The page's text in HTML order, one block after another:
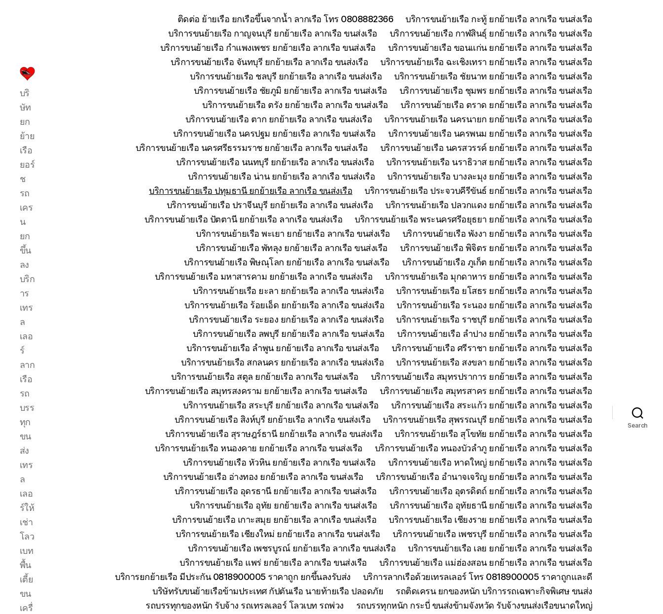
รับ
ขน
ย้าย
ใหญ่
เครน
ยก
ขึ้น
จาก
น้ำ
โทร
0818900005
บริษัท
เรา
เชี่ยวชาญ
งาน
ย้าย
เรือ
โดยตรง
เพื่อ
ตอบ
โจทย์
ความ
สะดวก
และ
ได้
มาตรฐาน
การ
ยก
ย้าย
เดิน
ทาง
ขนส่ง
เรือ
ให้
ถึงที่
หมาย
บริ
ษัท
ยก
ย้าย
เรือ
ยอร์
ช
รถ
เคร
น
ยก
ขึ้น
ลง
บริก
าร
เทร
ล
เลอ
ร์
ลาก
เรือ
รถ
บรร
ทุก
ขน
ส่ง
เทร
ล
เลอ
ร์ให้
เช่า
โลว
เบท
พื้น
เตี้ย
ขน
เครื่
ติดต่อ ย้ายเรือ ยกเรือขึ้นจากน้ำ ลากเรือ โทร 0808882366
บริการขนย้ายเรือ กะทู้ ยกย้ายเรือ ลากเรือ ขนส่งเรือ
บริการขนย้ายเรือ กาญจนบุรี ยกย้ายเรือ ลากเรือ ขนส่งเรือ
บริการขนย้ายเรือ กาฬสินธุ์ ยกย้ายเรือ ลากเรือ ขนส่งเรือ
บริการขนย้ายเรือ กำแพงเพชร ยกย้ายเรือ ลากเรือ ขนส่งเรือ
บริการขนย้ายเรือ ขอนแก่น ยกย้ายเรือ ลากเรือ ขนส่งเรือ
บริการขนย้ายเรือ จันทบุรี ยกย้ายเรือ ลากเรือ ขนส่งเรือ
บริการขนย้ายเรือ ฉะเชิงเทรา ยกย้ายเรือ ลากเรือ ขนส่งเรือ
บริการขนย้ายเรือ ชลบุรี ยกย้ายเรือ ลากเรือ ขนส่งเรือ
บริการขนย้ายเรือ ชัยนาท ยกย้ายเรือ ลากเรือ ขนส่งเรือ
บริการขนย้ายเรือ ชัยภูมิ ยกย้ายเรือ ลากเรือ ขนส่งเรือ
บริการขนย้ายเรือ ชุมพร ยกย้ายเรือ ลากเรือ ขนส่งเรือ
บริการขนย้ายเรือ ตรัง ยกย้ายเรือ ลากเรือ ขนส่งเรือ
บริการขนย้ายเรือ ตราด ยกย้ายเรือ ลากเรือ ขนส่งเรือ
บริการขนย้ายเรือ ตาก ยกย้ายเรือ ลากเรือ ขนส่งเรือ
บริการขนย้ายเรือ นครนายก ยกย้ายเรือ ลากเรือ ขนส่งเรือ
บริการขนย้ายเรือ นครปฐม ยกย้ายเรือ ลากเรือ ขนส่งเรือ
บริการขนย้ายเรือ นครพนม ยกย้ายเรือ ลากเรือ ขนส่งเรือ
บริการขนย้ายเรือ นครศรีธรรมราช ยกย้ายเรือ ลากเรือ ขนส่งเรือ
บริการขนย้ายเรือ นครสวรรค์ ยกย้ายเรือ ลากเรือ ขนส่งเรือ
บริการขนย้ายเรือ นนทบุรี ยกย้ายเรือ ลากเรือ ขนส่งเรือ
บริการขนย้ายเรือ นราธิวาส ยกย้ายเรือ ลากเรือ ขนส่งเรือ
บริการขนย้ายเรือ น่าน ยกย้ายเรือ ลากเรือ ขนส่งเรือ
บริการขนย้ายเรือ บางละมุง ยกย้ายเรือ ลากเรือ ขนส่งเรือ
บริการขนย้ายเรือ ปทุมธานี ยกย้ายเรือ ลากเรือ ขนส่งเรือ
บริการขนย้ายเรือ ประจวบคีรีขันธ์ ยกย้ายเรือ ลากเรือ ขนส่งเรือ
บริการขนย้ายเรือ ปราจีนบุรี ยกย้ายเรือ ลากเรือ ขนส่งเรือ
บริการขนย้ายเรือ ปลวกแดง ยกย้ายเรือ ลากเรือ ขนส่งเรือ
บริการขนย้ายเรือ ปัตตานี ยกย้ายเรือ ลากเรือ ขนส่งเรือ
บริการขนย้ายเรือ พระนครศรีอยุธยา ยกย้ายเรือ ลากเรือ ขนส่งเรือ
บริการขนย้ายเรือ พะเยา ยกย้ายเรือ ลากเรือ ขนส่งเรือ
บริการขนย้ายเรือ พังงา ยกย้ายเรือ ลากเรือ ขนส่งเรือ
บริการขนย้ายเรือ พัทลุง ยกย้ายเรือ ลากเรือ ขนส่งเรือ
บริการขนย้ายเรือ พิจิตร ยกย้ายเรือ ลากเรือ ขนส่งเรือ
บริการขนย้ายเรือ พิษณุโลก ยกย้ายเรือ ลากเรือ ขนส่งเรือ
บริการขนย้ายเรือ ภูเก็ต ยกย้ายเรือ ลากเรือ ขนส่งเรือ
บริการขนย้ายเรือ มหาสารคาม ยกย้ายเรือ ลากเรือ ขนส่งเรือ
บริการขนย้ายเรือ มุกดาหาร ยกย้ายเรือ ลากเรือ ขนส่งเรือ
บริการขนย้ายเรือ ยะลา ยกย้ายเรือ ลากเรือ ขนส่งเรือ
บริการขนย้ายเรือ ยโสธร ยกย้ายเรือ ลากเรือ ขนส่งเรือ
บริการขนย้ายเรือ ร้อยเอ็ด ยกย้ายเรือ ลากเรือ ขนส่งเรือ
บริการขนย้ายเรือ ระนอง ยกย้ายเรือ ลากเรือ ขนส่งเรือ
บริการขนย้ายเรือ ระยอง ยกย้ายเรือ ลากเรือ ขนส่งเรือ
บริการขนย้ายเรือ ราชบุรี ยกย้ายเรือ ลากเรือ ขนส่งเรือ
บริการขนย้ายเรือ ลพบุรี ยกย้ายเรือ ลากเรือ ขนส่งเรือ
บริการขนย้ายเรือ ลำปาง ยกย้ายเรือ ลากเรือ ขนส่งเรือ
บริการขนย้ายเรือ ลำพูน ยกย้ายเรือ ลากเรือ ขนส่งเรือ
บริการขนย้ายเรือ ศรีราชา ยกย้ายเรือ ลากเรือ ขนส่งเรือ
บริการขนย้ายเรือ สกลนคร ยกย้ายเรือ ลากเรือ ขนส่งเรือ
บริการขนย้ายเรือ สงขลา ยกย้ายเรือ ลากเรือ ขนส่งเรือ
บริการขนย้ายเรือ สตูล ยกย้ายเรือ ลากเรือ ขนส่งเรือ
บริการขนย้ายเรือ สมุทรปราการ ยกย้ายเรือ ลากเรือ ขนส่งเรือ
บริการขนย้ายเรือ สมุทรสงคราม ยกย้ายเรือ ลากเรือ ขนส่งเรือ
บริการขนย้ายเรือ สมุทรสาคร ยกย้ายเรือ ลากเรือ ขนส่งเรือ
บริการขนย้ายเรือ สระบุรี ยกย้ายเรือ ลากเรือ ขนส่งเรือ
บริการขนย้ายเรือ สระแก้ว ยกย้ายเรือ ลากเรือ ขนส่งเรือ
บริการขนย้ายเรือ สิงห์บุรี ยกย้ายเรือ ลากเรือ ขนส่งเรือ
บริการขนย้ายเรือ สุพรรณบุรี ยกย้ายเรือ ลากเรือ ขนส่งเรือ
บริการขนย้ายเรือ สุราษฎร์ธานี ยกย้ายเรือ ลากเรือ ขนส่งเรือ
บริการขนย้ายเรือ สุโขทัย ยกย้ายเรือ ลากเรือ ขนส่งเรือ
บริการขนย้ายเรือ หนองคาย ยกย้ายเรือ ลากเรือ ขนส่งเรือ
บริการขนย้ายเรือ หนองบัวลำภู ยกย้ายเรือ ลากเรือ ขนส่งเรือ
บริการขนย้ายเรือ หัวหิน ยกย้ายเรือ ลากเรือ ขนส่งเรือ
บริการขนย้ายเรือ หาดใหญ่ ยกย้ายเรือ ลากเรือ ขนส่งเรือ
บริการขนย้ายเรือ อ่างทอง ยกย้ายเรือ ลากเรือ ขนส่งเรือ
บริการขนย้ายเรือ อำนาจเจริญ ยกย้ายเรือ ลากเรือ ขนส่งเรือ
บริการขนย้ายเรือ อุดรธานี ยกย้ายเรือ ลากเรือ ขนส่งเรือ
บริการขนย้ายเรือ อุตรดิตถ์ ยกย้ายเรือ ลากเรือ ขนส่งเรือ
บริการขนย้ายเรือ อุทัย ยกย้ายเรือ ลากเรือ ขนส่งเรือ
บริการขนย้ายเรือ อุทัยธานี ยกย้ายเรือ ลากเรือ ขนส่งเรือ
บริการขนย้ายเรือ เกาะสมุย ยกย้ายเรือ ลากเรือ ขนส่งเรือ
บริการขนย้ายเรือ เชียงราย ยกย้ายเรือ ลากเรือ ขนส่งเรือ
บริการขนย้ายเรือ เชียงใหม่ ยกย้ายเรือ ลากเรือ ขนส่งเรือ
บริการขนย้ายเรือ เพชรบุรี ยกย้ายเรือ ลากเรือ ขนส่งเรือ
บริการขนย้ายเรือ เพชรบูรณ์ ยกย้ายเรือ ลากเรือ ขนส่งเรือ
บริการขนย้ายเรือ เลย ยกย้ายเรือ ลากเรือ ขนส่งเรือ
บริการขนย้ายเรือ แพร่ ยกย้ายเรือ ลากเรือ ขนส่งเรือ
บริการขนย้ายเรือ แม่ฮ่องสอน ยกย้ายเรือ ลากเรือ ขนส่งเรือ
บริการยกย้ายเรือ มีประกัน 0818900005 ราคาถูก ยกขึ้นลงรับส่ง
บริการลากเรือด้วยเทรลเลอร์ โทร 0818900005 ราคาถูกและดี
บริษัทรับขนย้ายเรือข้ามประเทศ กัปตันเรือ นายท้ายเรือ ปลอดภัย
รถติดเครน ยกของหนัก บริการรถเฉพาะกิจพิเศษ ขนส่ง
รถบรรทุกของหนัก รับจ้าง รถเทรลเลอร์ โลวเบท รถพ่วง
รถบรรทุกหนัก กระบี่ ขนส่งข้ามจังหวัด รับจ้างขนส่งเรือขนาดใหญ่
Search